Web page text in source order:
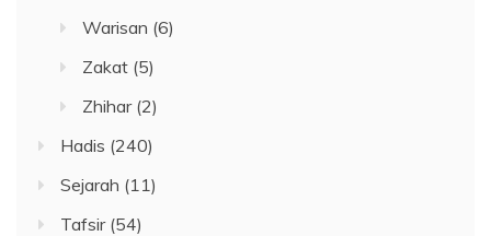
Warisan (6)
Zakat (5)
Zhihar(2)
Hadis (240)
Sejarah (11)
Tafsir(54)